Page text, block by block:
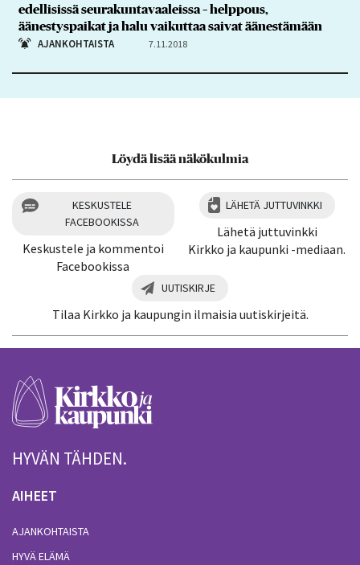
edellisissä seurakuntavaaleissa – helppous,
äänestyspaikat ja halu vaikuttaa saivat äänestämään
AJANKOHTAISTA 7.11.2018
Löydä lisää näkökulmia
KESKUSTELE
FACEBOOKISSA
Keskustele ja kommentoi
Facebookissa
LÄHETÄ JUTTUVINKKI
Lähetä juttuvinkki
Kirkko ja kaupunki -mediaan.
UUTISKIRJE
Tilaa Kirkko ja kaupungin ilmaisia uutiskirjeitä.
HYVÄN TÄHDEN.
AIHEET
AJANKOHTAISTA
HYVÄ ELÄMÄ